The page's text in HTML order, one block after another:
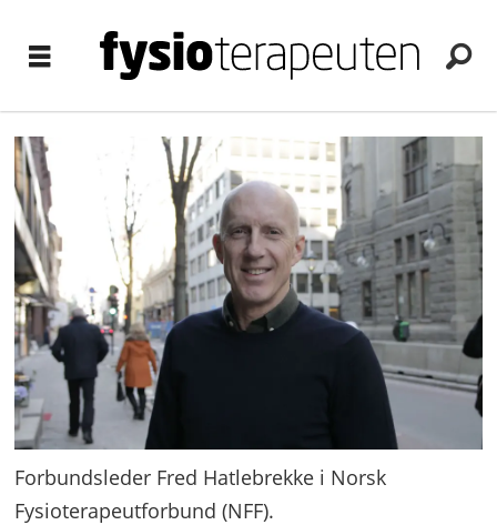
Forbundsleder Fred Hatlebrekke i Norsk
Fysioterapeutforbund (NFF).